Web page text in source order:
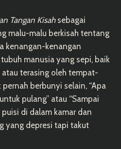
Tangan Kisah sebagai
malu-malu berkisah tentang
kenangan-kenangan
manusia yang sepi, baik
atau terasing oleh tempat-
berbunyi selain, “Apa
pulang” atau “Sampai
di dalam kamar dan
yang depresi tapi takut